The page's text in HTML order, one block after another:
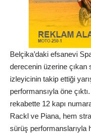
Belçika’daki efsanevi
derecenin üzerine çıkan
izleyicinin takip ettiği
performansıyla öne
rekabette 12 kapı
Rackl ve Piana, hem
sürüş performanslarıyla